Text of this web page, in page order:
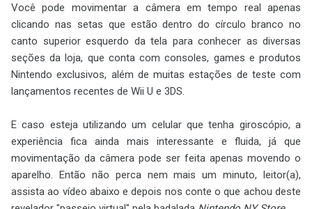
Você pode movimentar a câmera em tempo real apenas
clicando nas setas que estão dentro do círculo branco no
canto superior esquerdo da tela para conhecer as diversas
seções da loja, que conta com consoles, games e produtos
Nintendo exclusivos, além de muitas estações de teste com
lançamentos recentes de Wii U e 3DS.
E caso esteja utilizando um celular que tenha giroscópio, a
experiência fica ainda mais interessante e fluida, já que
movimentação da câmera pode ser feita apenas movendo o
aparelho. Então não perca nem mais um minuto, leitor(a),
assista ao vídeo abaixo e depois nos conte o que achou deste